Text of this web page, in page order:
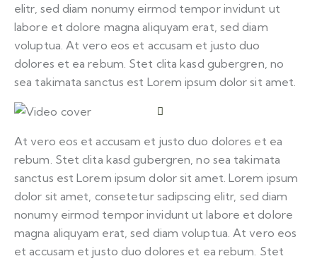
elitr, sed diam nonumy eirmod tempor invidunt ut
labore et dolore magna aliquyam erat, sed diam
voluptua. At vero eos et accusam et justo duo
dolores et ea rebum. Stet clita kasd gubergren, no
sea takimata sanctus est Lorem ipsum dolor sit amet.
At vero eos et accusam et justo duo dolores et ea
rebum. Stet clita kasd gubergren, no sea takimata
sanctus est Lorem ipsum dolor sit amet. Lorem ipsum
dolor sit amet, consetetur sadipscing elitr, sed diam
nonumy eirmod tempor invidunt ut labore et dolore
magna aliquyam erat, sed diam voluptua. At vero eos
et accusam et justo duo dolores et ea rebum. Stet